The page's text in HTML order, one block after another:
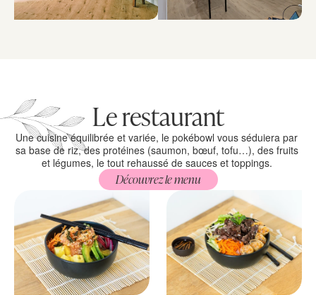
Le restaurant
Une cuisine équilibrée et variée, le pokébowl vous séduiera par
sa base de riz, des protéines (saumon, bœuf, tofu…), des fruits
et légumes, le tout rehaussé de sauces et toppings.
Découvrez le menu